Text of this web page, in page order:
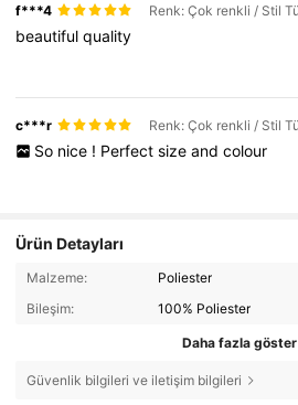
f***4
beautifulquality
c***r
So nice ! Perfect size and colour
Ürün Detayları
Malzeme:
Poliester
Bileşim:
100% Poliester
Daha fazla göster
Güvenlik bilgileri ve iletişim bilgileri